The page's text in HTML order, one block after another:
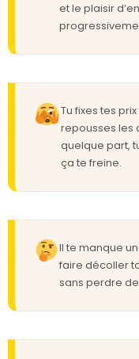
et le plaisir
Tu fixes tes
repousses les
quelque part,
ça te freine.
Il te manque
faire décoller
sans perdre